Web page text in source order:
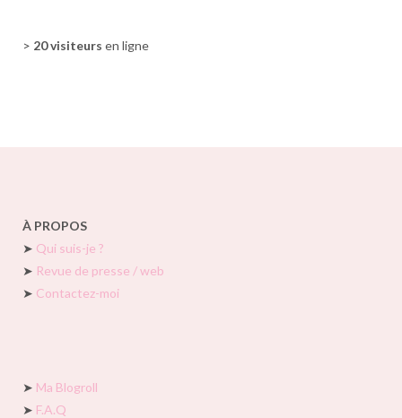
> 20 visiteurs en ligne
À PROPOS
➤ Qui suis-je ?
➤ Revue de presse / web
➤ Contactez-moi
➤ Ma Blogroll
➤ F.A.Q